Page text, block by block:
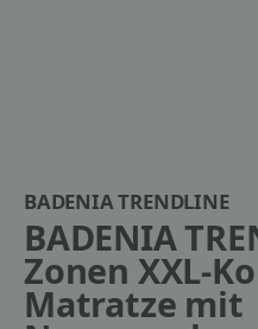
BADENIA TRENDLINE
BADENIA
Zonen XXL-
Matratze mit